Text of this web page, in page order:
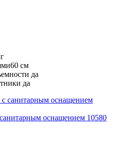
см
да
да
оснащением 10580